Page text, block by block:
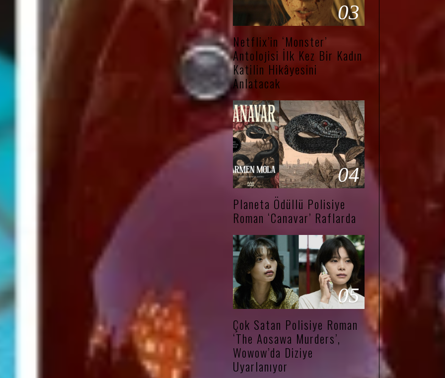
03
Netflix’in ‘Monster’
Antolojisi İlk Kez Bir Kadın
Katilin Hikâyesini
Anlatacak
04
Planeta Ödüllü Polisiye
Roman ‘Canavar’ Raflarda
05
Çok Satan Polisiye Roman
‘The Aosawa Murders’,
Wowow’da Diziye
Uyarlanıyor